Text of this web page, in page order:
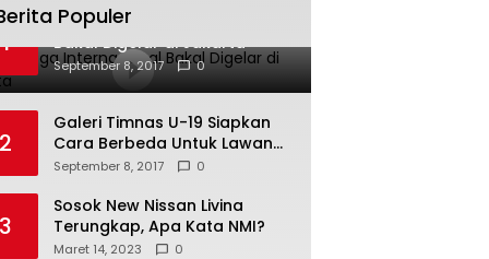
Populer
1
Pesta Yoga Internasional
Bakal Digelar di Jakarta
September 8, 2017 0
2
Galeri Timnas U-19 Siapkan
Cara Berbeda Untuk Lawan
Vietnam
September 8, 2017 0
3
Sosok New Nissan Livina
Terungkap, Apa Kata NMI?
Maret 14, 2023 0